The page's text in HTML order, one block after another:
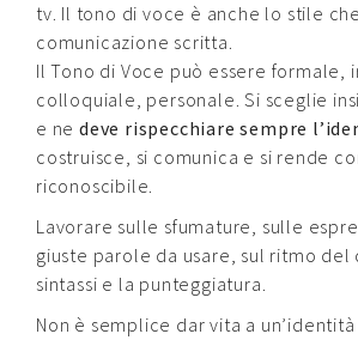
tv. Il tono di voce è anche lo stile
comunicazione scritta.
Il Tono di Voce può essere formale,
colloquiale, personale. Si sceglie
e ne deve rispecchiare sempre
costruisce, si comunica e si rende
riconoscibile.
Lavorare sulle sfumature, sulle
giuste parole da usare, sul ritmo del
sintassi e la punteggiatura.
Non è semplice dar vita a